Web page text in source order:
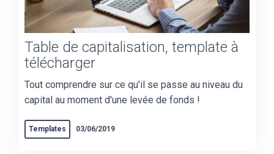
Table de capitalisation, template à
télécharger
Tout comprendre sur ce qu'il se passe au niveau du
capital au moment d'une levée de fonds !
Templates 03/06/2019